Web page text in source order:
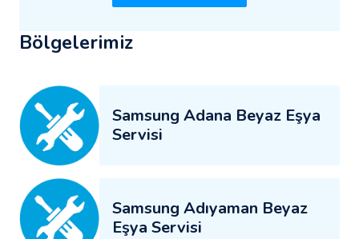
Bölgelerimiz
Samsung Adana Beyaz Eşya
Servisi
Samsung Adıyaman Beyaz
Eşya Servisi